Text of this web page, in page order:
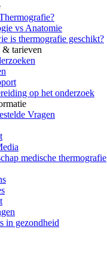
vs Anatomie
is thermografie geschikt?
& tarieven
op het onderzoek
Vragen
medische thermografie
in gezondheid